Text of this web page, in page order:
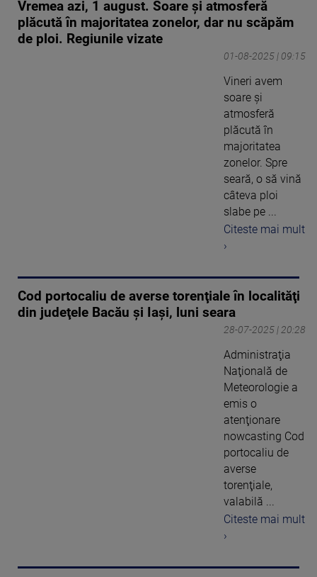
Vremea azi, 1 august. Soare și atmosferă
plăcută în majoritatea zonelor, dar nu scăpăm
de ploi. Regiunile vizate
01-08-2025 | 09:15
Vineri avem
soare și
atmosferă
plăcută în
majoritatea
zonelor. Spre
seară, o să vină
câteva ploi
slabe pe ...
Citeste mai mult
›
Cod portocaliu de averse torenţiale în localităţi
din judeţele Bacău şi Iaşi, luni seara
28-07-2025 | 20:28
Administraţia
Naţională de
Meteorologie a
emis o
atenţionare
nowcasting Cod
portocaliu de
averse
torenţiale,
valabilă ...
Citeste mai mult
›